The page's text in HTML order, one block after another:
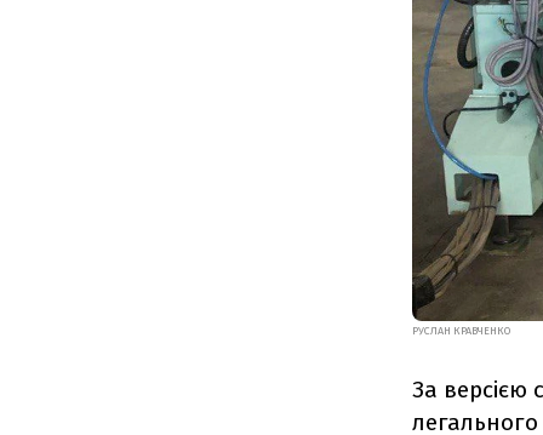
РУСЛАН КРАВЧЕНКО
За версією